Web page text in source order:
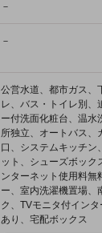
－
－
公営水道、都市ガス、
レ、バス・トイレ別、
ー付洗面化粧台、温水
所独立、オートバス、
口、システムキッチン
ット、シューズボック
ンターネット使用料無
ー、室内洗濯機置場、
ク、TVモニタ付イン
あり、宅配ボックス